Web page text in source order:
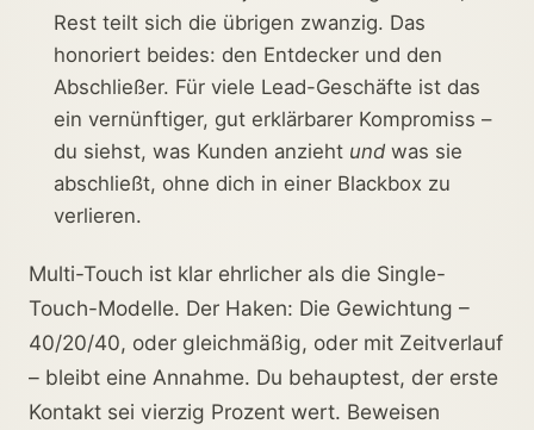
Rest teilt sich die übrigen zwanzig. Das
honoriert beides: den Entdecker und den
Abschließer. Für viele Lead-Geschäfte ist das
ein vernünftiger, gut erklärbarer Kompromiss –
du siehst, was Kunden anzieht undwas sie
abschließt, ohne dich in einer Blackbox zu
verlieren.
Multi-Touch ist klar ehrlicher als die Single-
Touch-Modelle. Der Haken: Die Gewichtung –
40/20/40, oder gleichmäßig, oder mit Zeitverlauf
– bleibt eine Annahme. Du behauptest, der erste
Kontakt sei vierzig Prozent wert. Beweisen